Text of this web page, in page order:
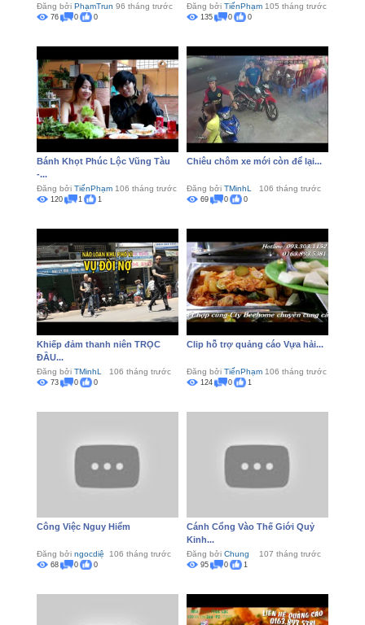
Đăng bởi PhạmTrun 96 tháng trước
76 0 0
Đăng bởi TiếnPhạm 105 tháng trước
135 0 0
Bánh Khọt Phúc Lộc Vũng Tàu
-...
Đăng bởi TiếnPhạm 106 tháng trước
120 1 1
Chiêu chôm xe mới còn để lại...
Đăng bởi TMinhL 106 tháng trước
69 0 0
Khiếp đảm thanh niên TRỌC
ĐẦU...
Đăng bởi TMinhL 106 tháng trước
73 0 0
Clip hỗ trợ quảng cáo Vựa hải...
Đăng bởi TiếnPhạm 106 tháng trước
124 0 1
Công Việc Nguy Hiểm
Đăng bởi ngocdiệ 106 tháng trước
68 0 0
Cánh Cổng Vào Thế Giới Quỷ
Kinh...
Đăng bởi Chung 107 tháng trước
95 0 1